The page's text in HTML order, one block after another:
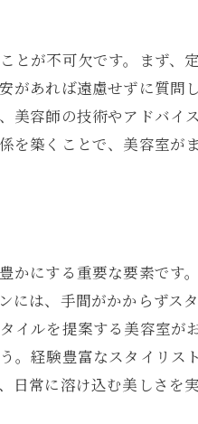
ド
ステップ
の選択法
になる理由
イルの秘訣
技術
力とは
ロンの魅力
が不可欠です。まず、
あれば遠慮せずに質問
容師の技術やアドバイ
築くことで、美容室
にする重要な要素です
は、手間がかからずス
ルを提案する美容室が
。経験豊富なスタイリ
日常に溶け込む美しさを